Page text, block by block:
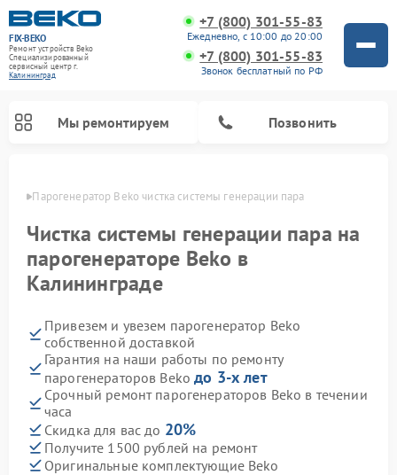
FIX-BEKO
Ремонт устройств Beko
Специализированный
cервисный центр г.
Калининград
+7 (800) 301-55-83
Ежедневно, с 10:00 до 20:00
+7 (800) 301-55-83
Звонок бесплатный по РФ
Мы ремонтируем Позвонить
Парогенератор Beko чистка системы генерации пара
Чистка системы генерации пара на
парогенераторе Beko в
Калининграде
Привезем и увезем парогенератор Beko
собственной доставкой
Гарантия на наши работы по ремонту
парогенераторов Bekoдо 3-х лет
Срочный ремонт парогенераторов Beko в течении
часа
Скидка для вас до 20%
Получите 1500 рублей на ремонт
Оригинальные комплектующие Beko